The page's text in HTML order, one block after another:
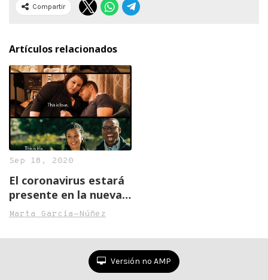
Compartir
Artículos relacionados
Sep 18, 2020
El coronavirus estará
presente en la nueva
temporada de ‘This is
Marta García-Núñez
Versión no AMP